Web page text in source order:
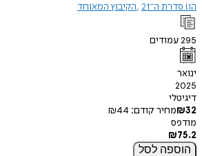
הו! סדרת ה־21 הקיבוץ המאוחד
295עמודים
ינואר
2025
דיגיטלי
₪32 מחיר קודם: ₪44
מודפס
₪75.2
הוספה לסל